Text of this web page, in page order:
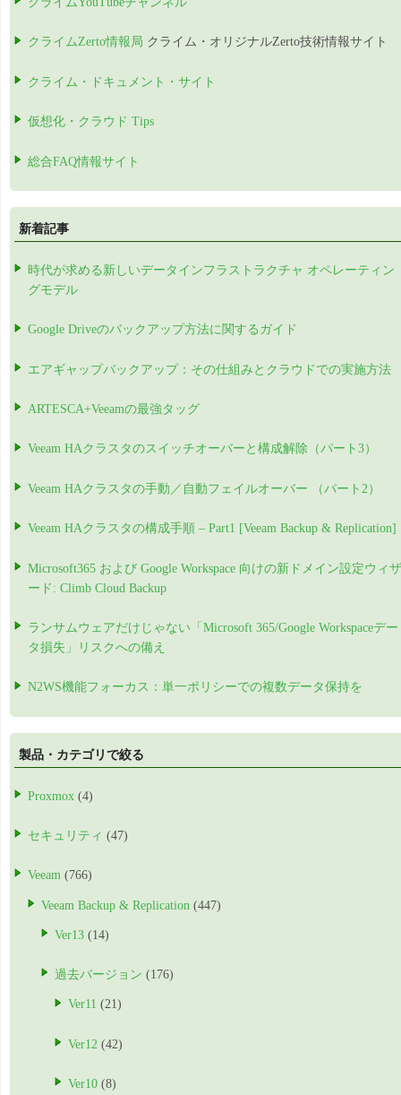
クライムZerto情報局 クライム・オリジナルZerto技術情報サイト
クライム・ドキュメント・サイト
仮想化・クラウド Tips
総合FAQ情報サイト
新着記事
時代が求める新しいデータインフラストラクチャ オペレーティン
グモデル
Google Driveのバックアップ方法に関するガイド
エアギャップバックアップ：その仕組みとクラウドでの実施方法
ARTESCA+Veeamの最強タッグ
Veeam HAクラスタのスイッチオーバーと構成解除（パート3）
Veeam HAクラスタの手動／自動フェイルオーバー （パート2）
Veeam HAクラスタの構成手順 – Part1 [Veeam Backup & Replication]
Microsoft365 および Google Workspace 向けの新ドメイン設定ウィザ
ード: Climb Cloud Backup
ランサムウェアだけじゃない「Microsoft 365/Google Workspaceデー
タ損失」リスクへの備え
N2WS機能フォーカス：単一ポリシーでの複数データ保持を
製品・カテゴリで絞る
Proxmox (4)
セキュリティ (47)
Veeam (766)
Veeam Backup & Replication (447)
Ver13 (14)
過去バージョン (176)
Ver11 (21)
Ver12 (42)
Ver10 (8)